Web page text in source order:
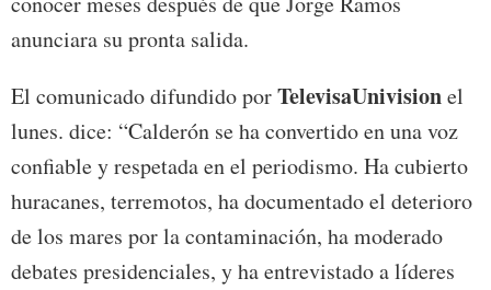
anunciara su pronta salida.
El comunicado difundido porTelevisaUnivisionel
lunes. dice: “Calderón se ha convertido en una voz
confiable y respetada en el periodismo. Ha cubierto
huracanes, terremotos, ha documentado el deterioro
de los mares por la contaminación, ha moderado
debates presidenciales, y ha entrevistado a líderes